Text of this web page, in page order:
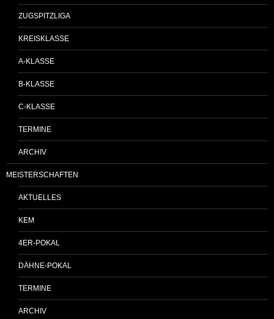
ZUGSPITZLIGA
KREISKLASSE
A-KLASSE
B-KLASSE
C-KLASSE
TERMINE
ARCHIV
MEISTERSCHAFTEN
AKTUELLES
KEM
4ER-POKAL
DÄHNE-POKAL
TERMINE
ARCHIV